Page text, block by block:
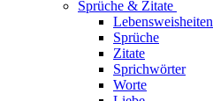
Sprüche & Zitate
Lebensweisheiten
Sprüche
Zitate
Sprichwörter
Worte